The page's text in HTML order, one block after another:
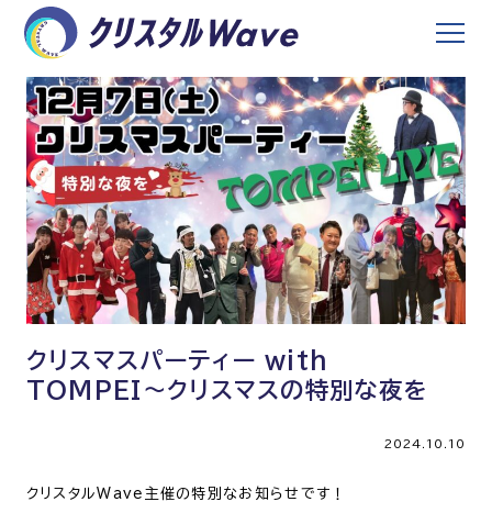
クリスマスパーティー with
TOMPEI〜クリスマスの特別な夜を
2024.10.10
クリスタルWave主催の特別なお知らせです！